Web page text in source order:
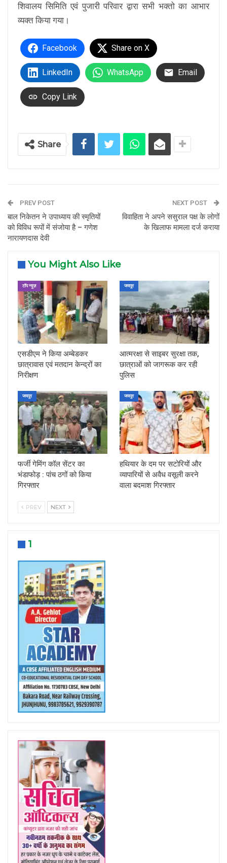
शिवालय सिमिति एवं पुजारी परिवार द्वारा सभी भक्तो का आभार
व्यक्त किया गया।
Facebook Share on X
LinkedIn WhatsApp Email
Copy Link
Share
PREV POST
बाल निकेतन ने उपाध्याय की स्मृतियों
को विविध रूपों में संजोया है – गणेश
नारायणदास देवी
NEXT POST
विवाहिता ने अपने ससुराल पक्ष के लोगों
के खिलाफ मामला दर्ज कराया
You Might Also Like
टॉप न्यूज़
एसडीएम ने किया अम्बेडकर
छात्रावास एवं मतदान केन्द्रों का
निरीक्षण
जयपुर
आत्मरक्षा से साइबर सुरक्षा तक,
छात्राओं को जागरूक कर रही
पुलिस
जयपुर
फर्जी गेमिंग कॉल सेंटर का
भंडाफोड़ : पांच ठगों को किया
गिरफ्तार
जयपुर
हथियार के दम पर सटोरियों और
व्यापारियों से अवैध वसूली करने
वाला बदमाश गिरफ्तार
PREV NEXT
1